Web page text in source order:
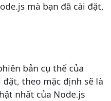
mà bạn đã cài đặt,
bản cụ thể của
theo mặc định sẽ là
nhất của Node.js